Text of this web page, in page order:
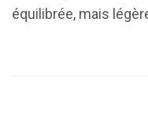
équilibrée, mais